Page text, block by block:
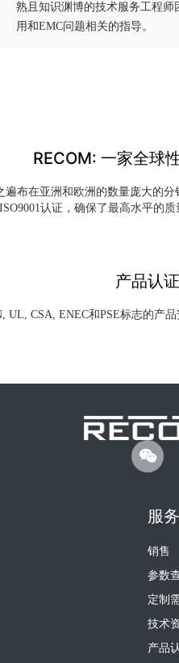
熟且知识渊博的技术服务工程师
用和EMC问题相关的指导。
RECOM: 一家全球
布在亚洲和欧洲的数量庞大的
认证，确保了最高水平的质
产品认证
UL, CSA, ENEC和PSE标志的产
服
销售
参数
定制
技术
产品